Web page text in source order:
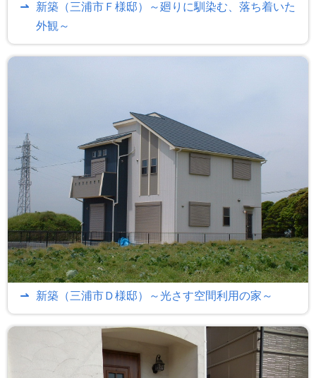
新築（三浦市Ｆ様邸）～廻りに馴染む、落ち着いた
外観～
新築（三浦市Ｄ様邸）～光さす空間利用の家～